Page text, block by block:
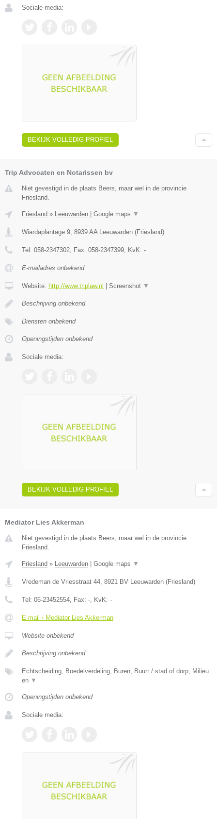
Sociale media:
BEKIJK VOLLEDIG PROFIEL
Trip Advocaten en Notarissen bv
Niet gevestigd in de plaats Beers, maar wel in de provincie
Friesland.
Friesland » Leeuwarden Google maps ▼
Wiardaplantage 9, 8939 AA Leeuwarden (Friesland)
Tel: 058-2347302, Fax: 058-2347399, KvK: -
E-mailadres onbekend
Website: http://www.triplaw.nl Screenshot ▼
Beschrijving onbekend
Diensten onbekend
Openingstijden onbekend
Sociale media:
BEKIJK VOLLEDIG PROFIEL
Mediator Lies Akkerman
Niet gevestigd in de plaats Beers, maar wel in de provincie
Friesland.
Friesland » Leeuwarden Google maps ▼
Vredeman de Vriesstraat 44 8921 BV Leeuwarden (Friesland)
Tel: 06-23452554 , Fax: - , KvK: -
E-mail › Mediator Lies Akkerman
Website onbekend
Beschrijving onbekend
Echtscheiding, Boedelverdeling, Buren, Buurt / stad of dorp, Milieu
en ▼
Openingstijden onbekend
Sociale media: